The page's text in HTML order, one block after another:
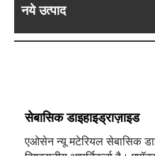
नये उत्पाद
सेबासिक डाइहाइड्राज़ाइड
एओसेन न्यू मटेरियल सेबासिक